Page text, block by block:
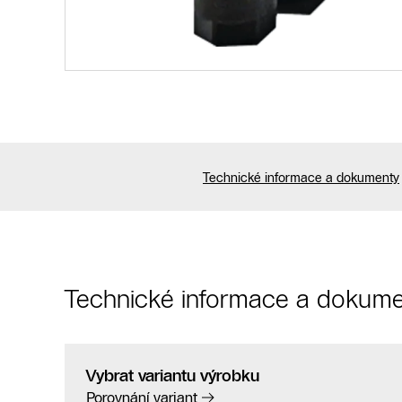
Technické informace a dokumenty
Technické informace a
Vybrat variantu výrobku
Porovnání variant